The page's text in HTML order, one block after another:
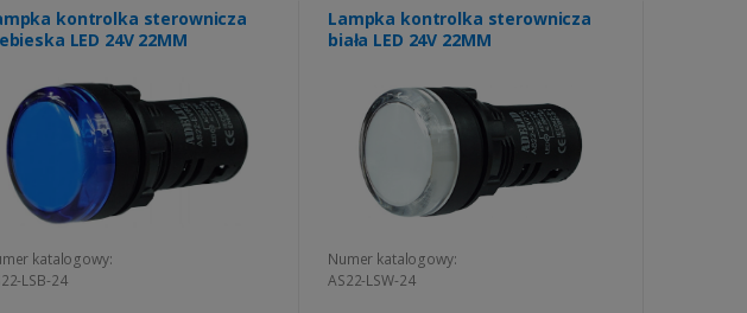
kontrolka sterownicza
LED 24V 22MM
katalogowy:
LSB-24
Lampka kontrolka sterownicza
biała LED 24V 22MM
Numer katalogowy:
AS22-LSW-24